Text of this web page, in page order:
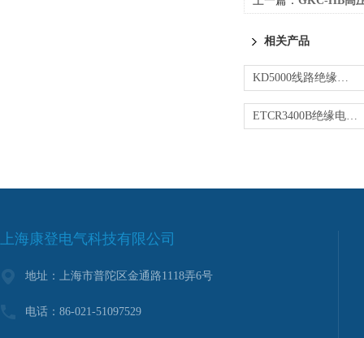
相关产品
上海康登电气科技有限公司
地址：上海市普陀区金通路1118弄6号
电话：86-021-51097529